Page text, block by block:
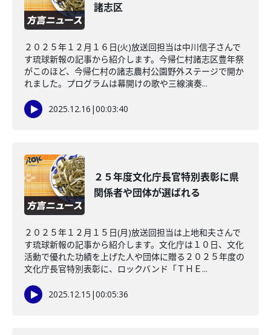
諸志区
２０２５年１２月１６日(火)放送回担当は中川信子さんで
す琉球新報の記事から紹介します。今帰仁村諸志区豊年祭
がこのほど、今帰仁村の諸志農村公園野外ステージで開か
れました。プログラムは幕開けの歌や三線演奏...
2025.12.16 |00:03:40
２５年度文化庁長官特別表彰に県
関係者や団体が選ばれる
２０２５年１２月１５日(月)放送回担当は上地和夫さんで
す琉球新報の記事から紹介します。文化庁は１０日、文化
活動で優れた功績を上げた人や団体に贈る２０２５年度の
文化庁長官特別表彰に、ロックバンド「ＴＨＥ...
2025.12.15 |00:05:36